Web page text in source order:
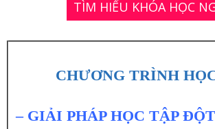
TÌM HIỂU KHÓA HỌC
CHƯƠNG TRÌNH
– GIẢI PHÁP HỌC TẬP